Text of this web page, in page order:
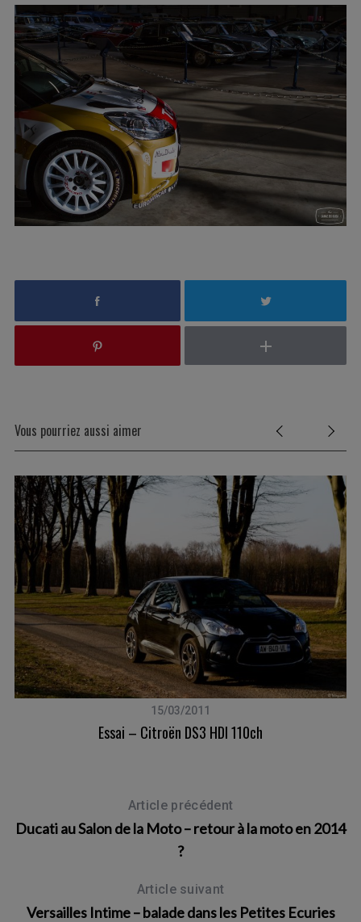
Vous pourriez aussi aimer
15/03/2011
Essai – Citroën DS3 HDI 110ch
Article précédent
Ducati au Salon de la Moto – retour à la moto en 2014
?
Article suivant
Versailles Intime – balade dans les Petites Ecuries